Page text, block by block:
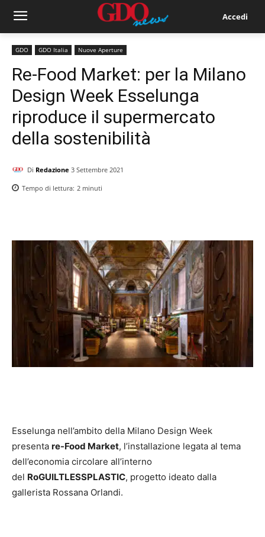
Accedi
GDO GDO Italia Nuove Aperture
Re-Food Market: per la Milano
Design Week Esselunga
riproduce il supermercato
della sostenibilità
Di Redazione 3 Settembre 2021
Tempo di lettura: 2 minuti
Esselunga nell’ambito della Milano Design Week
presenta re-Food Market, l’installazione legata al tema
dell’economia circolare all’interno
del RoGUILTLESSPLASTIC, progetto ideato dalla
gallerista Rossana Orlandi.